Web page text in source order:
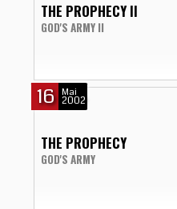
THE PROPHECY II
GOD'S ARMY II
16 Mai
2002
THE PROPHECY
GOD'S ARMY